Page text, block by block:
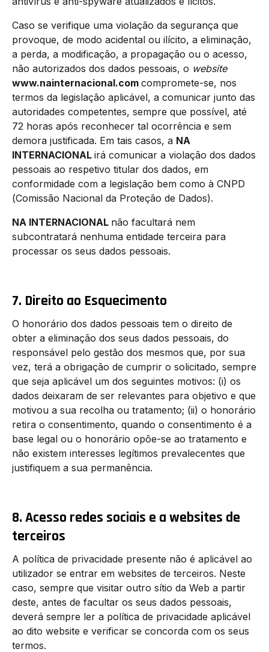
Caso se verifique uma violação da segurança que
provoque, de modo acidental ou ilícito, a eliminação,
a perda, a modificação, a propagação ou o acesso,
não autorizados dos dados pessoais, o website
www.nainternacional.com compromete-se, nos
termos da legislação aplicável, a comunicar junto das
autoridades competentes, sempre que possível, até
72 horas após reconhecer tal ocorrência e sem
demora justificada. Em tais casos, a NA
INTERNACIONAL irá comunicar a violação dos dados
pessoais ao respetivo titular dos dados, em
conformidade com a legislação bem como à CNPD
(Comissão Nacional da Proteção de Dados).
NA INTERNACIONAL não facultará nem
subcontratará nenhuma entidade terceira para
processar os seus dados pessoais.
7. Direito ao Esquecimento
O honorário dos dados pessoais tem o direito de
obter a eliminação dos seus dados pessoais, do
responsável pelo gestão dos mesmos que, por sua
vez, terá a obrigação de cumprir o solicitado, sempre
que seja aplicável um dos seguintes motivos: (i) os
dados deixaram de ser relevantes para objetivo e que
motivou a sua recolha ou tratamento; (ii) o honorário
retira o consentimento, quando o consentimento é a
base legal ou o honorário opõe-se ao tratamento e
não existem interesses legítimos prevalecentes que
justifiquem a sua permanência.
8. Acesso redes sociais e a websites de
terceiros
A política de privacidade presente não é aplicável ao
utilizador se entrar em websites de terceiros. Neste
caso, sempre que visitar outro sítio da Web a partir
deste, antes de facultar os seus dados pessoais,
deverá sempre ler a política de privacidade aplicável
ao dito website e verificar se concorda com os seus
termos.